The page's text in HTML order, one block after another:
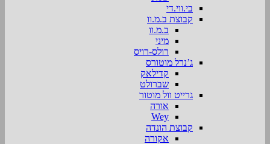
בי.ווי.די
קבוצת ב.מ.וו
ב.מ.וו
מיני
רולס-רויס
ג’נרל מוטורס
קדילאק
שברולט
גרייט וול מוטור
אורה
Wey
קבוצת הונדה
אקורה